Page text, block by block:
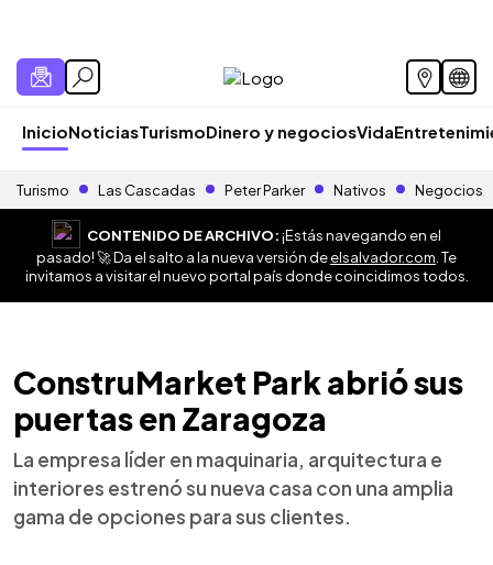
InicioNoticiasTurismoDinero y negociosVida
Turismo Las Cascadas Peter Parker Nativos Negocios
CONTENIDO DE ARCHIVO:¡Estás navegando en el
pasado! 🚀 Da el salto a la nueva versión deelsalvador.com . Te
invitamos a visitar el nuevo portal país donde coincidimos todos.
ConstruMarket Park abrió sus
puertas en Zaragoza
La empresa líder en maquinaria, arquitectura e
interiores estrenó su nueva casa con una amplia
gama de opciones para sus clientes.